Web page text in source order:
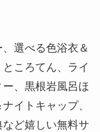
選べる色浴衣＆
ころてん、ライ
、黒根岩風呂ほ
イトキャップ、
ど嬉しい無料サ